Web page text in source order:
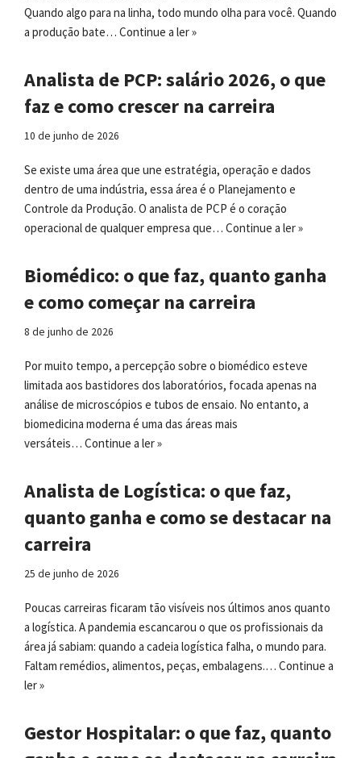
Quando algo para na linha, todo mundo olha para você. Quando
a produção bate… Continue a ler »
Analista de PCP: salário 2026, o que
faz e como crescer na carreira
10 de junho de 2026
Se existe uma área que une estratégia, operação e dados
dentro de uma indústria, essa área é o Planejamento e
Controle da Produção. O analista de PCP é o coração
operacional de qualquer empresa que… Continue a ler »
Biomédico: o que faz, quanto ganha
e como começar na carreira
8 de junho de 2026
Por muito tempo, a percepção sobre o biomédico esteve
limitada aos bastidores dos laboratórios, focada apenas na
análise de microscópios e tubos de ensaio. No entanto, a
biomedicina moderna é uma das áreas mais
versáteis… Continue a ler »
Analista de Logística: o que faz,
quanto ganha e como se destacar na
carreira
25 de junho de 2026
Poucas carreiras ficaram tão visíveis nos últimos anos quanto
a logística. A pandemia escancarou o que os profissionais da
área já sabiam: quando a cadeia logística falha, o mundo para.
Faltam remédios, alimentos, peças, embalagens.… Continue a
ler »
Gestor Hospitalar: o que faz, quanto